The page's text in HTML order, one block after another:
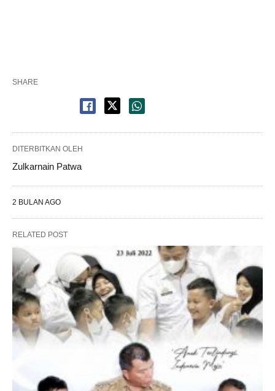
SHARE
DITERBITKAN OLEH
Zulkarnain Patwa
2 BULAN AGO
RELATED POST